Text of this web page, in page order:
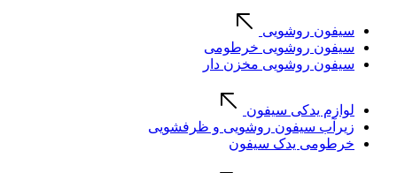
سیفون روشویی
سیفون روشویی خرطومی
سیفون روشویی مخزن دار
لوازم یدکی سیفون
زیرآب سیفون روشویی و ظرفشویی
خرطومی یدک سیفون